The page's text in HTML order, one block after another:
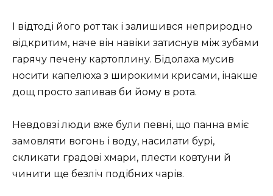
І відтоді його рот так і залишився неприродно
відкритим, наче він навіки затиснув між зубами
гарячу печену картоплину. Бідолаха мусив
носити капелюха з широкими крисами, інакше
дощ просто заливав би йому в рота.
Невдовзі люди вже були певні, що панна вміє
замовляти вогонь і воду, насилати бурі,
скликати градові хмари, плести ковтуни й
чинити ще безліч подібних чарів.